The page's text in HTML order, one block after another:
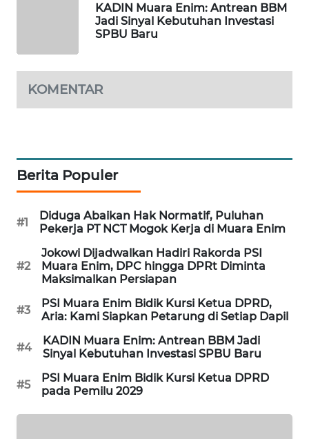
KADIN Muara Enim: Antrean BBM
Jadi Sinyal Kebutuhan Investasi
SPBU Baru
KOMENTAR
Berita Populer
#1
Diduga Abaikan Hak Normatif, Puluhan
Pekerja PT NCT Mogok Kerja di Muara Enim
#2
Jokowi Dijadwalkan Hadiri Rakorda PSI
Muara Enim, DPC hingga DPRt Diminta
Maksimalkan Persiapan
#3
PSI Muara Enim Bidik Kursi Ketua DPRD,
Aria: Kami Siapkan Petarung di Setiap Dapil
#4
KADIN Muara Enim: Antrean BBM Jadi
Sinyal Kebutuhan Investasi SPBU Baru
#5
PSI Muara Enim Bidik Kursi Ketua DPRD
pada Pemilu 2029
JAKARTA
NEWS
KRT
KARING
NEWS
JURNAL
MARITIM
HUMBANG
NEWS
GARONGGANG
ID
ENERGI